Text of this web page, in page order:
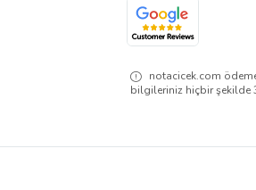
notacicek.com
bilgileriniz hiçbir şekilde